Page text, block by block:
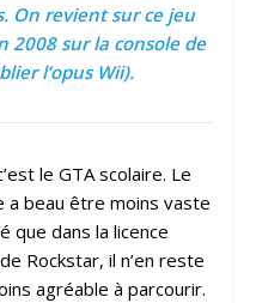
On revient sur ce jeu
2008 sur la console de
l’opus Wii).
le GTA scolaire. Le
a beau être moins vaste
que dans la licence
Rockstar, il n’en reste
agréable à parcourir.